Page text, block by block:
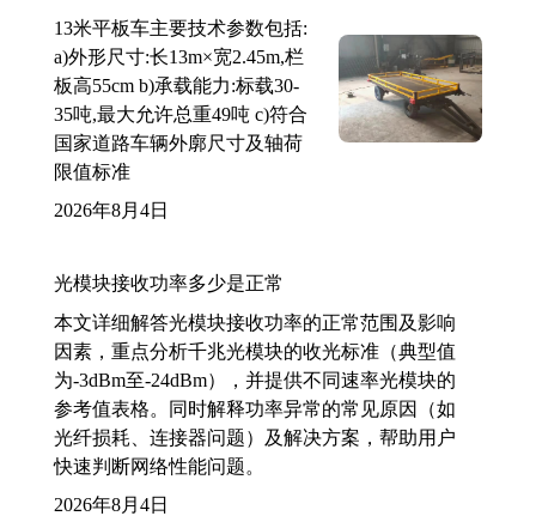
13米平板车主要技术参数包括:
a)外形尺寸:长13m×宽2.45m,栏
板高55cm b)承载能力:标载30-
35吨,最大允许总重49吨 c)符合
国家道路车辆外廓尺寸及轴荷
限值标准
2026年8月4日
光模块接收功率多少是正常
本文详细解答光模块接收功率的正常范围及影响
因素，重点分析千兆光模块的收光标准（典型值
为-3dBm至-24dBm），并提供不同速率光模块的
参考值表格。同时解释功率异常的常见原因（如
光纤损耗、连接器问题）及解决方案，帮助用户
快速判断网络性能问题。
2026年8月4日